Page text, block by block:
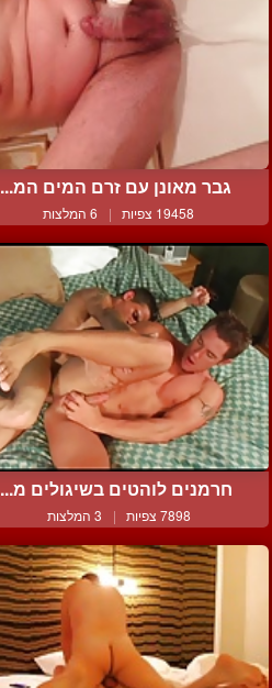
גבר מאונן עם זרם המים המ...
19458 צפיות | 6 המלצות
חרמנים לוהטים בשיגולים מ...
7898 צפיות | 3 המלצות